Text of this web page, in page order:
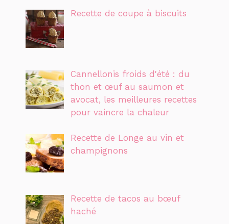
Recette de coupe à biscuits
Cannellonis froids d'été : du
thon et œuf au saumon et
avocat, les meilleures recettes
pour vaincre la chaleur
Recette de Longe au vin et
champignons
Recette de tacos au bœuf
haché